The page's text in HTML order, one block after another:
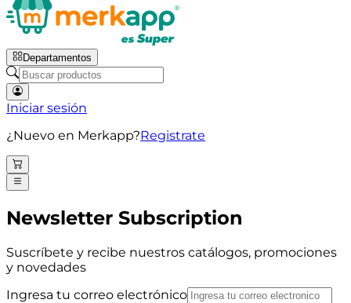
Departamentos
Iniciar sesión
¿Nuevo en Merkapp?Registrate
Newsletter Subscription
Suscríbete y recibe nuestros catálogos, promociones
y novedades
Ingresa tu correo electrónico